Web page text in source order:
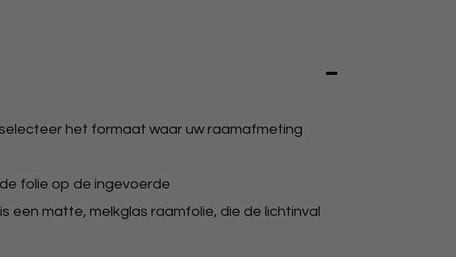
het formaat waar uw raamafmeting
folie op de ingevoerde
een matte, melkglas raamfolie, die de lichtinval